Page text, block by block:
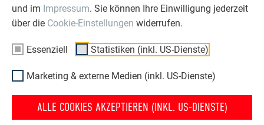
und im Impressum. Sie können Ihre Einwilligung jederzeit
über die Cookie-Einstellungen widerrufen.
Essenziell Statistiken (inkl. US-Dienste)
Marketing & externe Medien (inkl. US-Dienste)
ALLE COOKIES AKZEPTIEREN (INKL. US-DIENSTE)
ZURÜCK WEITER
ÜBER PREFA
Über uns
Nachhaltigkeit
Fragen & Antworten
Prospekte bestellen